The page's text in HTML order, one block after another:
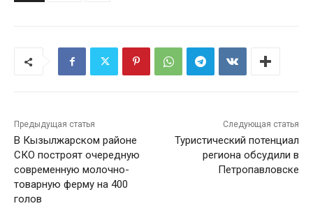
Предыдущая статья
В Кызылжарском районе
СКО построят очередную
современную молочно-
товарную ферму на 400
голов
Следующая статья
Туристический потенциал
региона обсудили в
Петропавловске